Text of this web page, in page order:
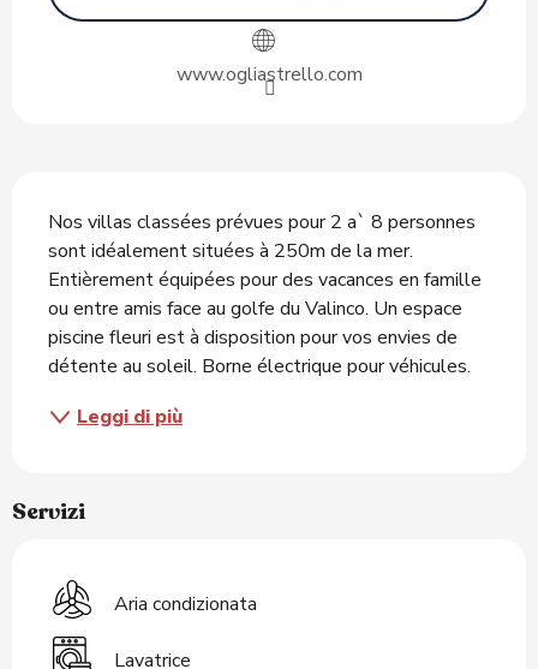
www.ogliastrello.com
Nos villas classées prévues pour 2 a` 8 personnes
sont idéalement situées à 250m de la mer.
Entièrement équipées pour des vacances en famille
ou entre amis face au golfe du Valinco. Un espace
piscine fleuri est à disposition pour vos envies de
détente au soleil. Borne électrique pour véhicules.
Leggi di più
Servizi
Aria condizionata
Lavatrice